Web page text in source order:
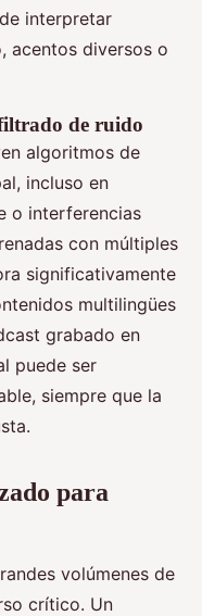
interpretar
acentos diversos o
de ruido
algoritmos de
incluso en
o interferencias
con múltiples
significativamente
multilingües
grabado en
puede ser
siempre que la
para
volúmenes de
crítico. Un